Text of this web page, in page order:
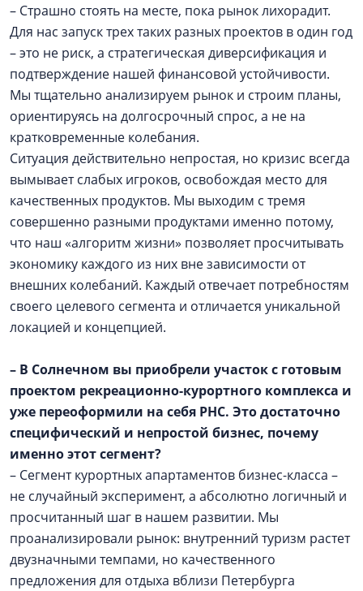
– Страшно стоять на месте, пока рынок лихорадит.
Для нас запуск трех таких разных проектов в один год
– это не риск, а стратегическая диверсификация и
подтверждение нашей финансовой устойчивости.
Мы тщательно анализируем рынок и строим планы,
ориентируясь на долгосрочный спрос, а не на
кратковременные колебания.
Ситуация действительно непростая, но кризис всегда
вымывает слабых игроков, освобождая место для
качественных продуктов. Мы выходим с тремя
совершенно разными продуктами именно потому,
что наш «алгоритм жизни» позволяет просчитывать
экономику каждого из них вне зависимости от
внешних колебаний. Каждый отвечает потребностям
своего целевого сегмента и отличается уникальной
локацией и концепцией.
– В Солнечном вы приобрели участок с готовым
проектом рекреационно-курортного комплекса и
уже переоформили на себя РНС. Это достаточно
специфический и непростой бизнес, почему
именно этот сегмент?
– Сегмент курортных апартаментов бизнес-класса –
не случайный эксперимент, а абсолютно логичный и
просчитанный шаг в нашем развитии. Мы
проанализировали рынок: внутренний туризм растет
двузначными темпами, но качественного
предложения для отдыха вблизи Петербурга